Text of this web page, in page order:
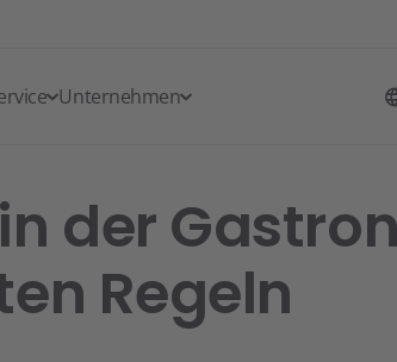
Unternehmen
der
Regeln